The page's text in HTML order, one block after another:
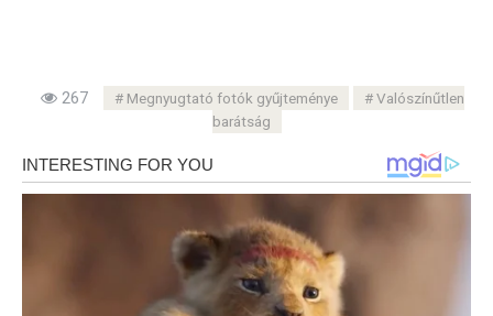
267 Megnyugtató fotók gyűjteménye
Valószínűtlen
barátság